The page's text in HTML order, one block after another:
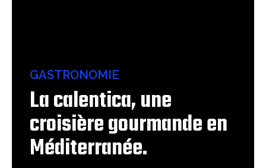
GASTRONOMIE
La calentica, une
croisière gourmande en
Méditerranée.